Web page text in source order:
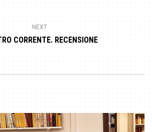
NEXT
CORRENTE. RECENSIONE